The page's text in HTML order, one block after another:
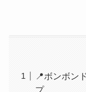
📍ボンボン
プ